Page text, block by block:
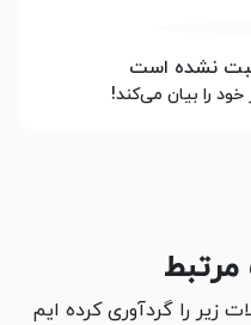
نشده است
را بیان می‌کند!
زیر را گردآوری کرده ایم